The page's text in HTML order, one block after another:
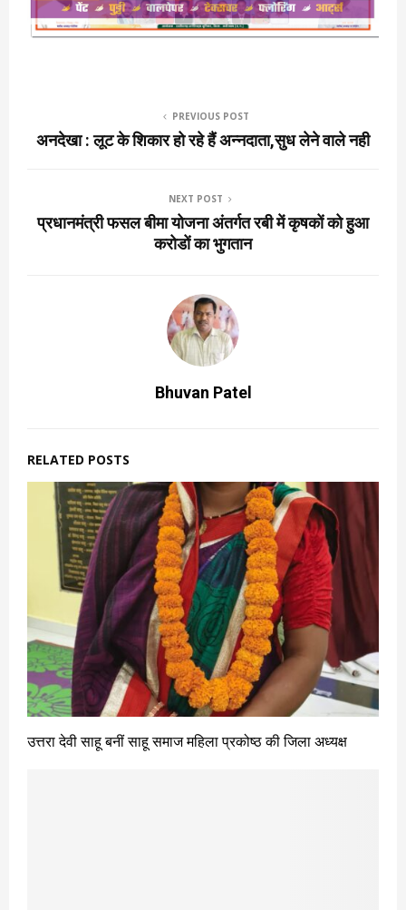
PREVIOUS POST
अनदेखा : लूट के शिकार हो रहे हैं अन्नदाता,सुध लेने वाले नही
NEXT POST
प्रधानमंत्री फसल बीमा योजना अंतर्गत रबी में कृषकों को हुआ
करोडों का भुगतान
Bhuvan Patel
RELATED POSTS
उत्तरा देवी साहू बनीं साहू समाज महिला प्रकोष्ठ की जिला अध्यक्ष